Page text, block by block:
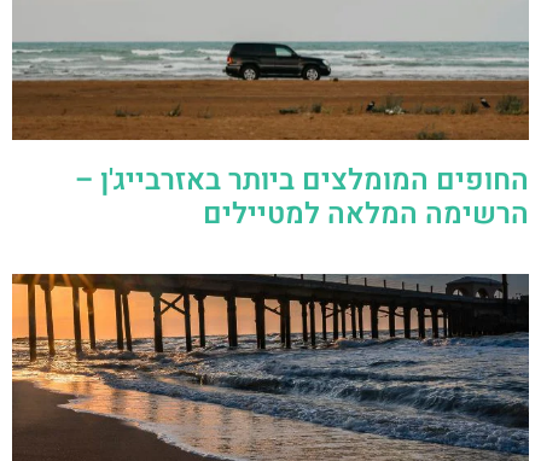
החופים המומלצים ביותר באזרבייג'ן –
הרשימה המלאה למטיילים